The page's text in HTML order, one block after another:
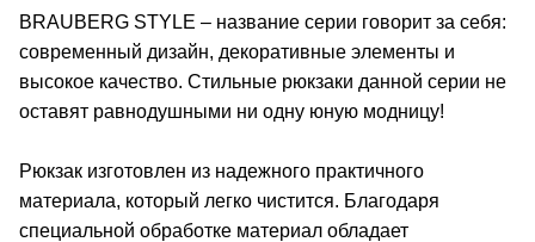
BRAUBERG STYLE – название серии говорит за себя:
современный дизайн, декоративные элементы и
высокое качество. Стильные рюкзаки данной серии не
оставят равнодушными ни одну юную модницу!
Рюкзак изготовлен из надежного практичного
материала, который легко чистится. Благодаря
специальной обработке материал обладает